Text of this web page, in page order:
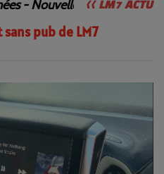
<< LM7 ACTU
- Nouvelle Émission
pub de LM7